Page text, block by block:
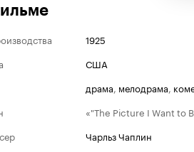
1925
США
драма, мелодрама,
«"The Picture I Want to
Чарльз Чаплин